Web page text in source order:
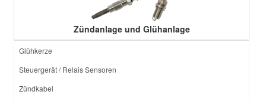
Zündanlage und Glühanlage
Glühkerze
Steuergerät / Relais Sensoren
Zündkabel